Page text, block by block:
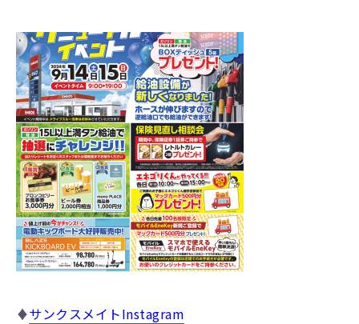
♦サンクスメイトInstagram